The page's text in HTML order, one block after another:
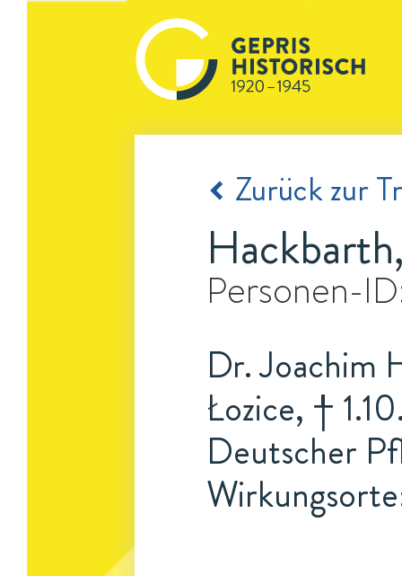
Zurück zur
Personen-
Dr. Joachim
Łozice, †
Deutscher